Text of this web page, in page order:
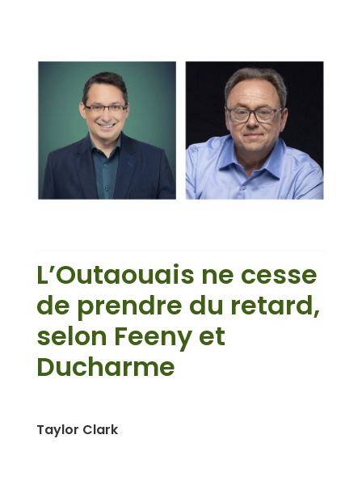
L’Outaouais ne cesse
de prendre du retard,
selon Feeny et
Ducharme
Taylor Clark